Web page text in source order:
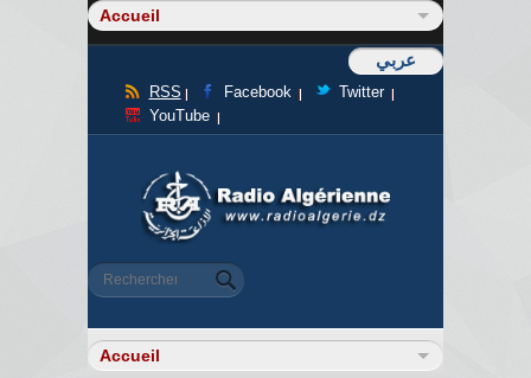
عربي
RSS Facebook
Twitter
YouTube
Formulaire de recherche
Rechercher